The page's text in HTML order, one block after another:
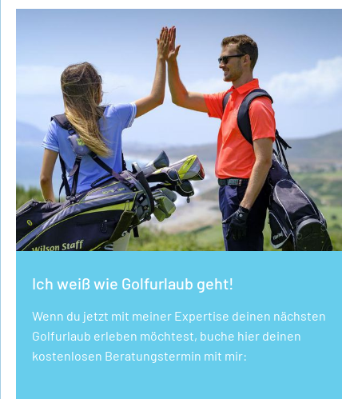
Ich weiß wie Golfurlaub geht!
Wenn du jetzt mit meiner Expertise deinen nächsten
Golfurlaub erleben möchtest, buche hier deinen
kostenlosen Beratungstermin mit mir: